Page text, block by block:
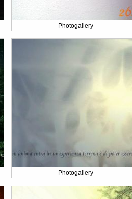
Photogallery
Photogallery